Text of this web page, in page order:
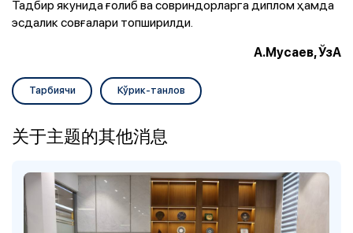
Тадбир якунида ғолиб ва совриндорларга диплом ҳамда
эсдалик совғалари топширилди.
А.Мусаев, ЎзА
Тарбиячи Кўрик-танлов
关于主题的其他消息